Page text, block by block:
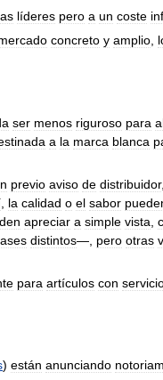
líderes pero a un coste
concreto y amplio
ser menos riguroso para
a la marca blanca
previo aviso de distribuidor,
la calidad o el sabor
apreciar a simple vista
distintos—, pero otras
para artículos con
) están anunciando